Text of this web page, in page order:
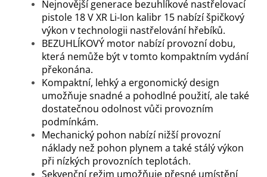
Nejnovější generace bezuhlíkové nastřelovací
pistole 18 V XR Li-Ion kalibr 15 nabízí špičkový
výkon v technologii nastřelování hřebíků.
BEZUHLÍKOVÝ motor nabízí provozní dobu,
která nemůže být v tomto kompaktním vydání
překonána.
Kompaktní, lehký a ergonomický design
umožňuje snadné a pohodlné použití, ale také
dostatečnou odolnost vůči provozním
podmínkám.
Mechanický pohon nabízí nižší provozní
náklady než pohon plynem a také stálý výkon
při nízkých provozních teplotách.
Sekvenční režim umožňuje přesné umístění